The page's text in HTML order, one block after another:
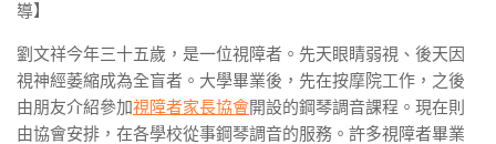
導】
劉文祥今年三十五歲，是一位視障者。先天眼睛弱視、後天因
視神經萎縮成為全盲者。大學畢業後，先在按摩院工作，之後
由朋友介紹參加視障者家長協會開設的鋼琴調音課程。現在則
由協會安排，在各學校從事鋼琴調音的服務。許多視障者畢業